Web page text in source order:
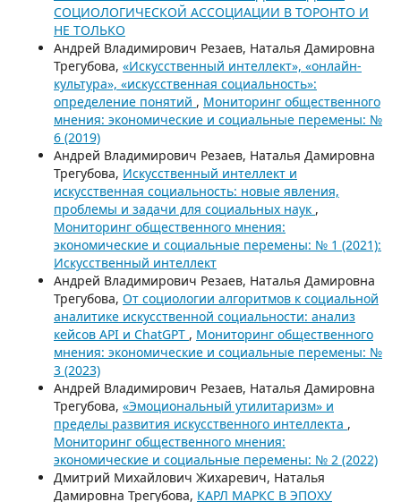
СОЦИОЛОГИЧЕСКОЙ АССОЦИАЦИИ В ТОРОНТО И
НЕ ТОЛЬКО
Андрей Владимирович Резаев, Наталья Дамировна
Трегубова, «Искусственный интеллект», «онлайн-
культура», «искусственная социальность»:
определение понятий , Мониторинг общественного
мнения: экономические и социальные перемены: №
6 (2019)
Андрей Владимирович Резаев, Наталья Дамировна
Трегубова, Искусственный интеллект и
искусственная социальность: новые явления,
проблемы и задачи для социальных наук ,
Мониторинг общественного мнения:
экономические и социальные перемены: № 1 (2021):
Искусственный интеллект
Андрей Владимирович Резаев, Наталья Дамировна
Трегубова, От социологии алгоритмов к социальной
аналитике искусственной социальности: анализ
кейсов API и ChatGPT , Мониторинг общественного
мнения: экономические и социальные перемены: №
3 (2023)
Андрей Владимирович Резаев, Наталья Дамировна
Трегубова, «Эмоциональный утилитаризм» и
пределы развития искусственного интеллекта ,
Мониторинг общественного мнения:
экономические и социальные перемены: № 2 (2022)
Дмитрий Михайлович Жихаревич, Наталья
Дамировна Трегубова, КАРЛ МАРКС В ЭПОХУ